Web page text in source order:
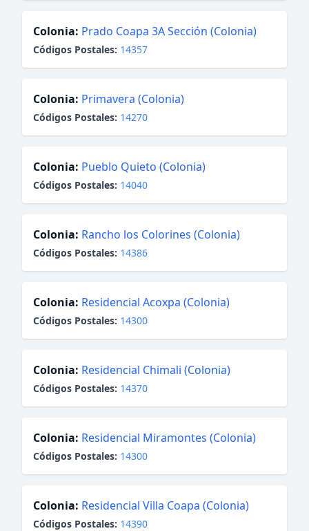
Colonia: Prado Coapa 3A Sección (Colonia)
Códigos Postales: 14357
Colonia: Primavera (Colonia)
Códigos Postales: 14270
Colonia: Pueblo Quieto (Colonia)
Códigos Postales: 14040
Colonia: Rancho los Colorines (Colonia)
Códigos Postales: 14386
Colonia: Residencial Acoxpa (Colonia)
Códigos Postales: 14300
Colonia: Residencial Chimali (Colonia)
Códigos Postales: 14370
Colonia: Residencial Miramontes (Colonia)
Códigos Postales: 14300
Colonia: Residencial Villa Coapa (Colonia)
Códigos Postales: 14390